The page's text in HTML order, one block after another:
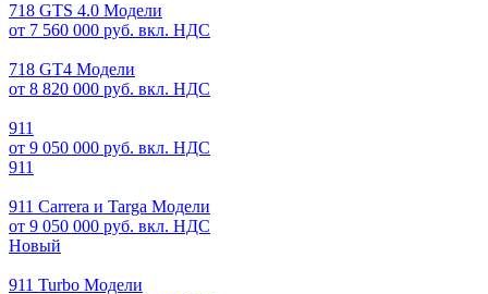
718 GTS 4.0 Модели
от 7 560 000 руб. вкл. НДС
718 GT4 Модели
от 8 820 000 руб. вкл. НДС
911
от 9 050 000 руб. вкл. НДС
911
911 Carrera и Targa Модели
от 9 050 000 руб. вкл. НДС
Новый
911 Turbo Модели